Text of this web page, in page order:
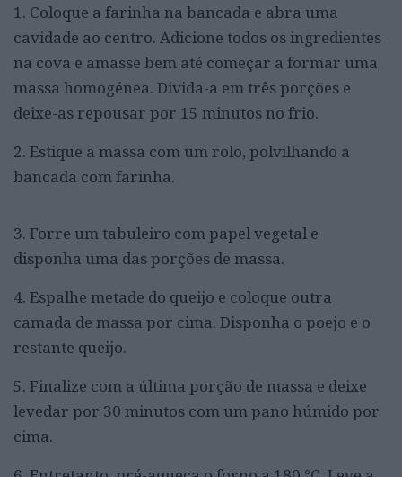
1. Coloque a farinha na bancada e abra uma
cavidade ao centro. Adicione todos os ingredientes
na cova e amasse bem até começar a formar uma
massa homogénea. Divida-a em três porções e
deixe-as repousar por 15 minutos no frio.
2. Estique a massa com um rolo, polvilhando a
bancada com farinha.
3. Forre um tabuleiro com papel vegetal e
disponha uma das porções de massa.
4. Espalhe metade do queijo e coloque outra
camada de massa por cima. Disponha o poejo e o
restante queijo.
5. Finalize com a última porção de massa e deixe
levedar por 30 minutos com um pano húmido por
cima.